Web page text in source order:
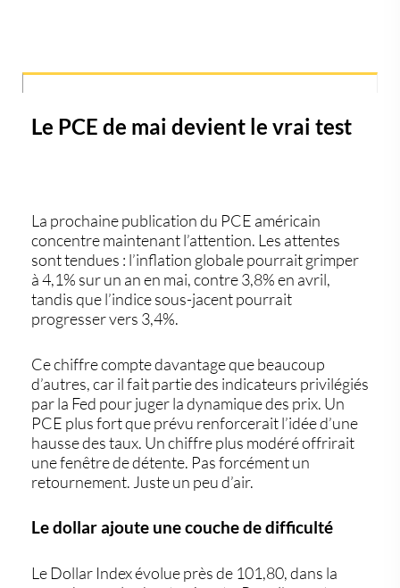
Le PCE de mai devient le vrai test
La prochaine publication du PCE américain
concentre maintenant l’attention. Les attentes
sont tendues : l’inflation globale pourrait grimper
à 4,1% sur un an en mai, contre 3,8% en avril,
tandis que l’indice sous-jacent pourrait
progresser vers 3,4%.
Ce chiffre compte davantage que beaucoup
d’autres, car il fait partie des indicateurs privilégiés
par la Fed pour juger la dynamique des prix. Un
PCE plus fort que prévu renforcerait l’idée d’une
hausse des taux. Un chiffre plus modéré offrirait
une fenêtre de détente. Pas forcément un
retournement. Juste un peu d’air.
Le dollar ajoute une couche de difficulté
LeDollar Indexévolue près de 101,80, dans la